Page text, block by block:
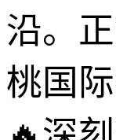
沿。
桃国